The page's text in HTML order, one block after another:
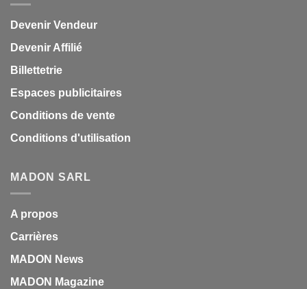
Devenir Vendeur
Devenir Affilié
Billettetrie
Espaces publicitaires
Conditions de vente
Conditions d'utilisation
MADON SARL
A propos
Carrières
MADON News
MADON Magazine